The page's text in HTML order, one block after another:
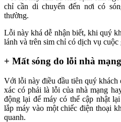
chỉ cần di chuyển đến nơi có
thường.
Lỗi này khá dễ nhận biết, khi quý
lánh và trên sim chỉ có dịch vụ cuộc
+ Mất sóng do lỗi nhà mạng
Với lỗi này điều đầu tiên quý khách
xác có phải là lỗi của nhà mạng
động lại để máy có thể cập nhật
lắp máy vào một chiếc điện thoại
quanh.